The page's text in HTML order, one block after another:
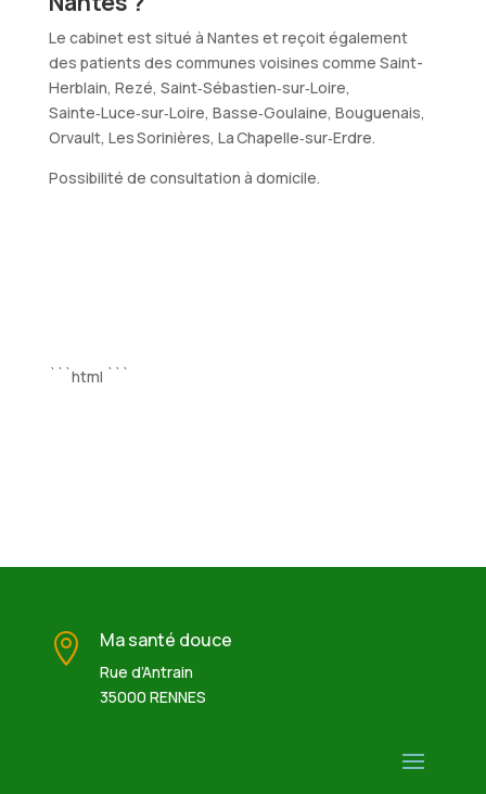
Le cabinet est situé à Nantes et reçoit également
des patients des communes voisines comme Saint-
Herblain, Rezé, Saint‑Sébastien‑sur‑Loire,
Sainte‑Luce‑sur‑Loire, Basse‑Goulaine, Bouguenais,
Orvault, Les Sorinières, La Chapelle‑sur‑Erdre.
Possibilité de consultation à domicile.
```html
 Ma santé douce
Rue d’Antrain
35000 RENNES